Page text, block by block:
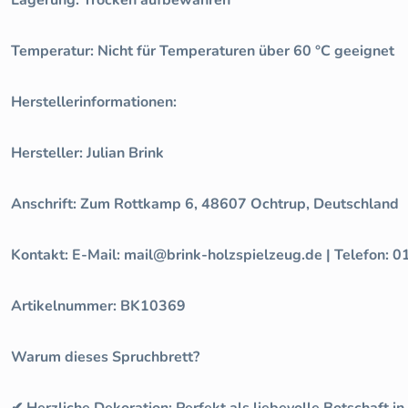
Temperatur: Nicht für Temperaturen über 60 °C geeignet
Herstellerinformationen:
Hersteller: Julian Brink
Anschrift: Zum Rottkamp 6, 48607 Ochtrup, Deutschland
Kontakt: E-Mail: mail@brink-holzspielzeug.de | Telefon:
Artikelnummer: BK10369
Warum dieses Spruchbrett?